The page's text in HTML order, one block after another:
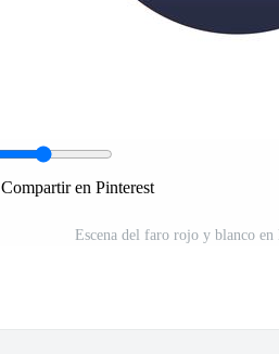
Compartir en Pinterest
Escena del faro rojo y blanco en